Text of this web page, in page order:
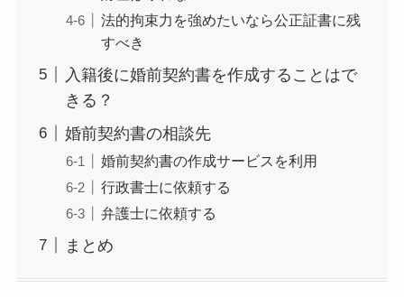
法的拘束力を強めたいなら公正証書に残
すべき
入籍後に婚前契約書を作成することはで
きる？
婚前契約書の相談先
婚前契約書の作成サービスを利用
行政書士に依頼する
弁護士に依頼する
まとめ